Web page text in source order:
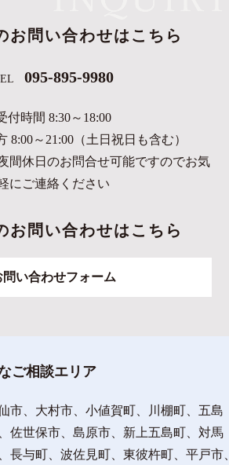
お問い合わせはこちら
095-895-9980
付時間 8:30～18:00
8:00～21:00（土日祝日も含む）
間休日のお問合せ可能ですのでお気
にご連絡ください
お問い合わせはこちら
問い合わせフォーム
ご相談エリア
市、大村市、小値賀町、川棚町、五島
佐世保市、島原市、新上五島町、対馬
長与町、波佐見町、東彼杵町、平戸市